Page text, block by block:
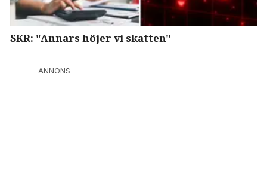
SKR: "Annars höjer vi skatten"
ANNONS